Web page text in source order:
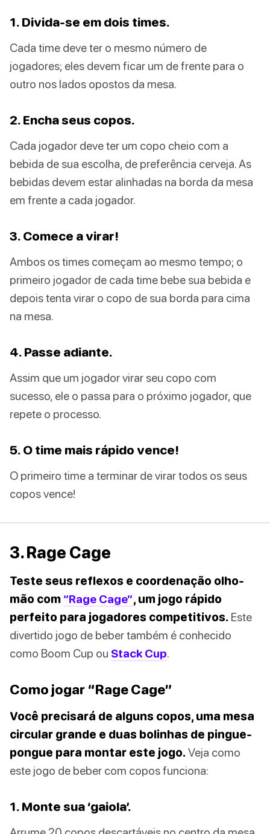
1. Divida-se em dois times.
Cada time deve ter o mesmo número de
jogadores; eles devem ficar um de frente para o
outro nos lados opostos da mesa.
2. Encha seus copos.
Cada jogador deve ter um copo cheio com a
bebida de sua escolha, de preferência cerveja. As
bebidas devem estar alinhadas na borda da mesa
em frente a cada jogador.
3. Comece a virar!
Ambos os times começam ao mesmo tempo; o
primeiro jogador de cada time bebe sua bebida e
depois tenta virar o copo de sua borda para cima
na mesa.
4. Passe adiante.
Assim que um jogador virar seu copo com
sucesso, ele o passa para o próximo jogador, que
repete o processo.
5. O time mais rápido vence!
O primeiro time a terminar de virar todos os seus
copos vence!
3. Rage Cage
Teste seus reflexos e coordenação olho-
mão com “Rage Cage”, um jogo rápido
perfeito para jogadores competitivos. Este
divertido jogo de beber também é conhecido
como Boom Cup ou Stack Cup.
Como jogar “Rage Cage”
Você precisará de alguns copos, uma mesa
circular grande e duas bolinhas de pingue-
pongue para montar este jogo. Veja como
este jogo de beber com copos funciona:
1. Monte sua ‘gaiola’.